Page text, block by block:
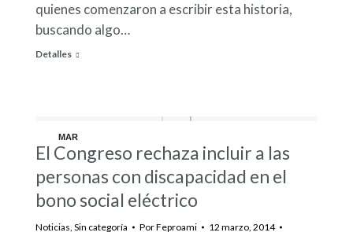
quienes comenzaron a escribir esta historia,
buscando algo…
Detalles
MAR
12
El Congreso rechaza incluir a las
personas con discapacidad en el
bono social eléctrico
Noticias, Sin categoría PorFeproami
12 marzo, 2014